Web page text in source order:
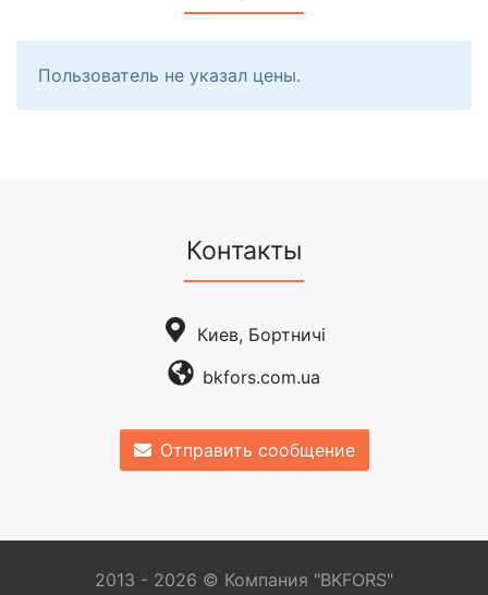
Пользователь не указал цены.
Контакты
Киев, Бортничі
bkfors.com.ua
Отправить сообщение
2013 - 2026 © Компания "BKFORS"